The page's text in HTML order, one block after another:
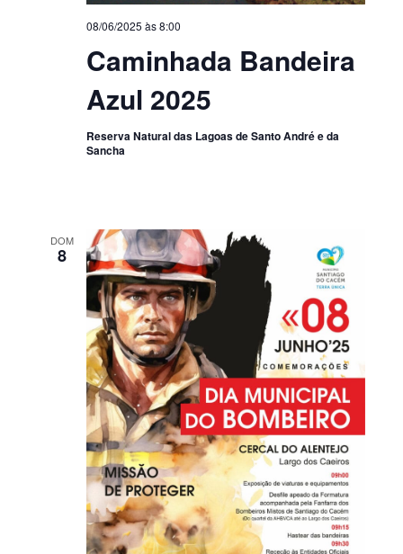
Caminhada Bandeira
Azul 2025
08/06/2025 às 8:00
Reserva Natural das Lagoas de Santo André e da
Sancha
DOM
8